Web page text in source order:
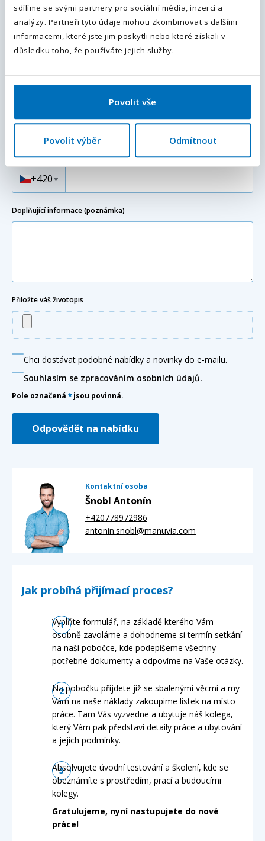
sdílíme se svými partnery pro sociální média, inzerci a
analýzy. Partneři tyto údaje mohou zkombinovat s dalšími
informacemi, které jste jim poskytli nebo které získali v
důsledku toho, že používáte jejich služby.
Povolit vše
Povolit výběr Odmítnout
Vaše příjmení*
Váš telefon
+420
Předvolba
Doplňující informace (poznámka)
Přiložte váš životopis
Chci dostávat podobné nabídky a novinky do e-mailu.
Souhlasím se zpracováním osobních údajů.
Pole označená * jsou povinná.
Odpovědět na nabídku
Kontaktní osoba
Šnobl Antonín
+420778972986
antonin.snobl@manuvia.com
Jak probíhá přijímací proces?
Vyplňte formulář, na základě kterého Vám
osobně zavoláme a dohodneme si termín setkání
na naší pobočce, kde podepíšeme všechny
potřebné dokumenty a odpovíme na Vaše otázky.
Na pobočku přijdete již se sbalenými věcmi a my
Vám na naše náklady zakoupime lístek na místo
práce. Tam Vás vyzvedne a ubytuje náš kolega,
který Vám pak představí detaily práce a ubytování
a jejich podmínky.
Absolvujete úvodní testování a školení, kde se
obeznámíte s prostředím, prací a budoucími
kolegy.
Gratulujeme, nyní nastupujete do nové
práce!
Odesláním souhlasíte sezpracováním osobních údajů.
Odeslat